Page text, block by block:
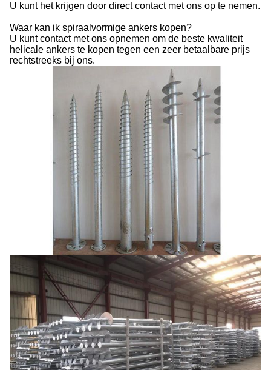
U kunt het krijgen door direct contact met ons op te nemen.
Waar kan ik spiraalvormige ankers kopen?
U kunt contact met ons opnemen om de beste kwaliteit
helicale ankers te kopen tegen een zeer betaalbare prijs
rechtstreeks bij ons.